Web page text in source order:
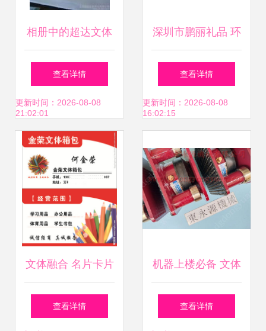
相册中的超达文体
义乌旺润的品质追
求
查看详情
更新时间：2026-08-08
21:02:01
深圳市鹏丽礼品 环
保ABS大号塑料口
哨的专业供应商
查看详情
更新时间：2026-08-08
16:02:15
文体融合 名片卡片
与广告设计的新潮
查看详情
机器上楼必备 文体
用品裁床避震脚全
查看详情